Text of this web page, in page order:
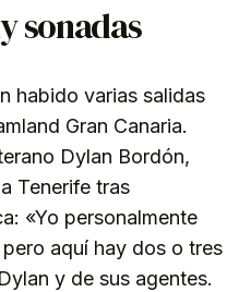
sonadas
habido varias salidas
Gran Canaria.
Dylan Bordón,
Tenerife tras
«Yo personalmente
aquí hay dos o tres
y de sus agentes.